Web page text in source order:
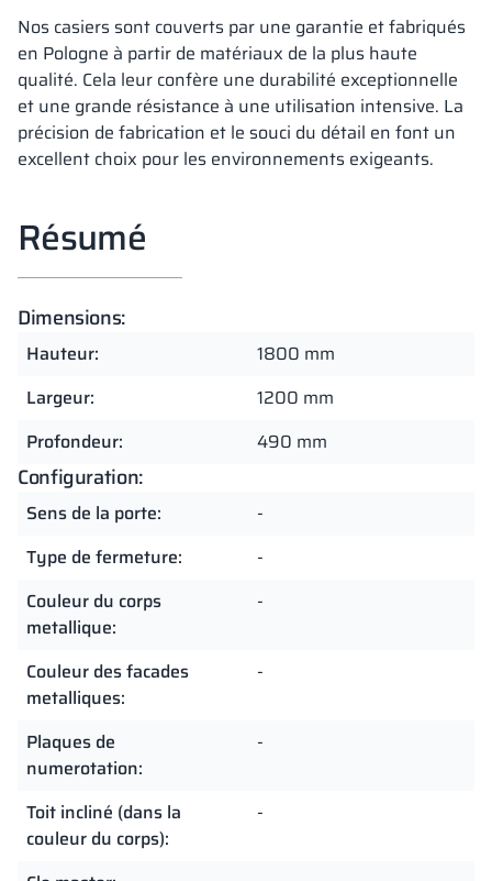
Nos casiers sont couverts par une garantie et fabriqués
en Pologne à partir de matériaux de la plus haute
qualité. Cela leur confère une durabilité exceptionnelle
et une grande résistance à une utilisation intensive. La
précision de fabrication et le souci du détail en font un
excellent choix pour les environnements exigeants.
Résumé
Dimensions:
Hauteur:
1800 mm
Largeur:
1200 mm
Profondeur:
490 mm
Configuration:
Sens de la porte:
-
Type de fermeture:
-
Couleur du corps
metallique:
-
Couleur des facades
metalliques:
-
Plaques de
numerotation:
-
Toit incliné (dans la
couleur du corps):
-